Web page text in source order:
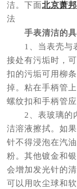
洁。下面北京萧
法
手表清洁的具
1、当表壳与表
接处有污垢时，
扣的污垢可用柳
掉。粘在手柄管
螺纹扣和手柄管
2、表玻璃的内
洁溶液擦拭。如
针不得浸泡在汽
粉。其他镀金和
会增加发光针的
可以用吹尘球和软